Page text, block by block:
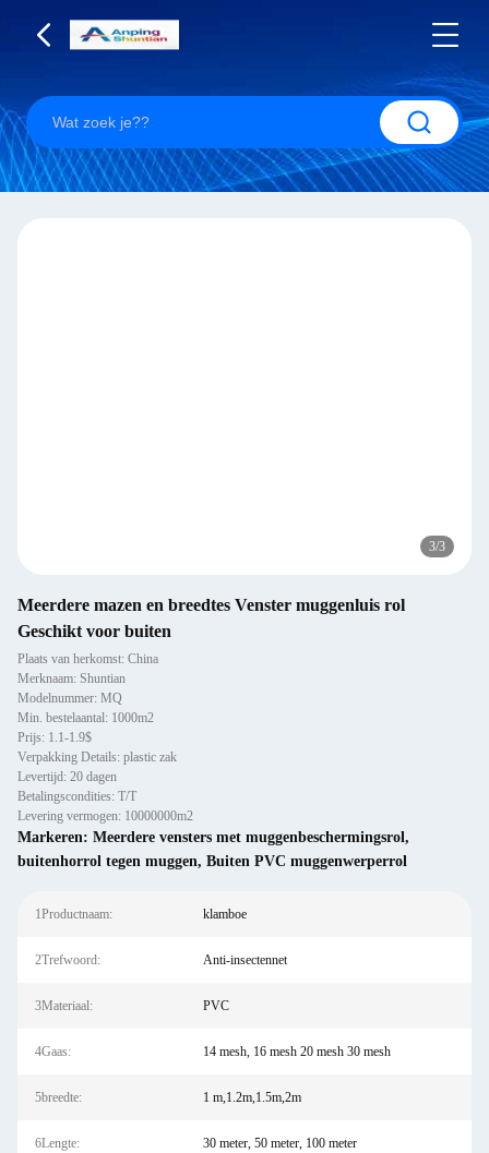
3/3
Meerdere mazen en breedtes Venster muggenluis rol
Geschikt voor buiten
Plaats van herkomst: China
Merknaam: Shuntian
Modelnummer: MQ
Min. bestelaantal: 1000m2
Prijs: 1.1-1.9$
Verpakking Details: plastic zak
Levertijd: 20 dagen
Betalingscondities: T/T
Levering vermogen: 10000000m2
Markeren: Meerdere vensters met muggenbeschermingsrol,
buitenhorrol tegen muggen, Buiten PVC muggenwerperrol
1Productnaam: klamboe
2Trefwoord: Anti-insectennet
3Materiaal: PVC
4Gaas: 14 mesh, 16 mesh 20 mesh 30 mesh
5breedte: 1 m,1.2m,1.5m,2m
6Lengte: 30 meter, 50 meter, 100 meter